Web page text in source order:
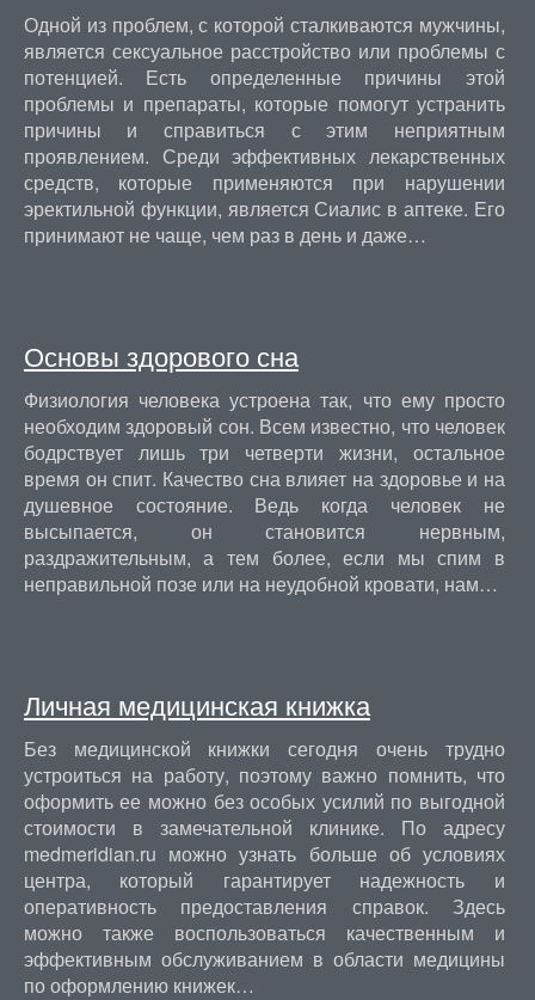
Одной из проблем, с которой сталкиваются мужчины,
является сексуальное расстройство или проблемы с
потенцией. Есть определенные причины этой
проблемы и препараты, которые помогут устранить
причины и справиться с этим неприятным
проявлением. Среди эффективных лекарственных
средств, которые применяются при нарушении
эректильной функции, является Сиалис в аптеке. Его
принимают не чаще, чем раз в день и даже…
Основы здорового сна
Физиология человека устроена так, что ему просто
необходим здоровый сон. Всем известно, что человек
бодрствует лишь три четверти жизни, остальное
время он спит. Качество сна влияет на здоровье и на
душевное состояние. Ведь когда человек не
высыпается, он становится нервным,
раздражительным, а тем более, если мы спим в
неправильной позе или на неудобной кровати, нам…
Личная медицинская книжка
Без медицинской книжки сегодня очень трудно
устроиться на работу, поэтому важно помнить, что
оформить ее можно без особых усилий по выгодной
стоимости в замечательной клинике. По адресу
medmeridian.ru можно узнать больше об условиях
центра, который гарантирует надежность и
оперативность предоставления справок. Здесь
можно также воспользоваться качественным и
эффективным обслуживанием в области медицины
по оформлению книжек…